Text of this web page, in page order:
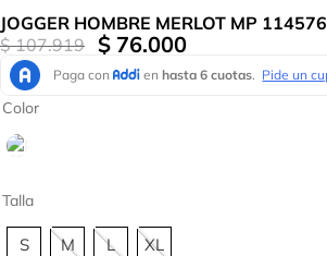
JOGGER HOMBRE MERLOT MP 114576
$ 107.919 $ 76.000
Talla
S M L XL
Color